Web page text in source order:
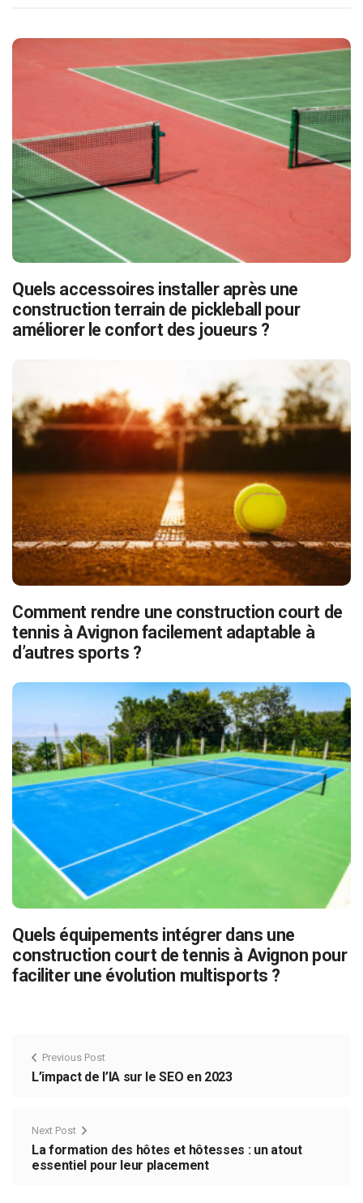
Quels accessoires installer après une
construction terrain de pickleball pour
améliorer le confort des joueurs ?
Comment rendre une construction court de
tennis à Avignon facilement adaptable à
d’autres sports ?
Quels équipements intégrer dans une
construction court de tennis à Avignon pour
faciliter une évolution multisports ?
Previous Post
L’impact de l’IA sur le SEO en 2023
Next Post
La formation des hôtes et hôtesses : un atout
essentiel pour leur placement